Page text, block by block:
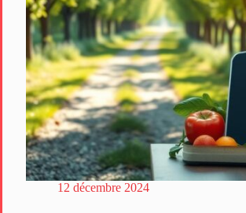
12 décembre 2024